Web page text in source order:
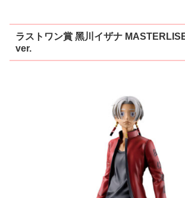
ラストワン賞 ⿊川イザナ
ver.